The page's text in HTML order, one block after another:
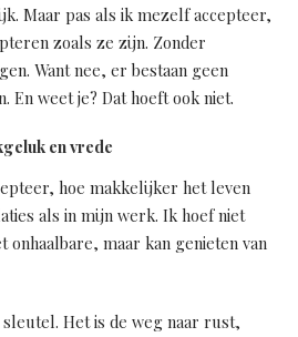
Maar pas als ik mezelf accepteer,
zoals ze zijn. Zonder
Want nee, er bestaan geen
En weet je? Dat hoeft ook niet.
en vrede
hoe makkelijker het leven
als in mijn werk. Ik hoef niet
onhaalbare, maar kan genieten van
Het is de weg naar rust,